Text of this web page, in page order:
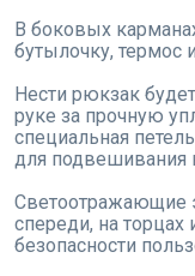
В боковых
бутылочку, термос
Нести рюкзак
руке за прочную
специальная
для подвешивания
Светоотражающие
спереди, на
безопасности